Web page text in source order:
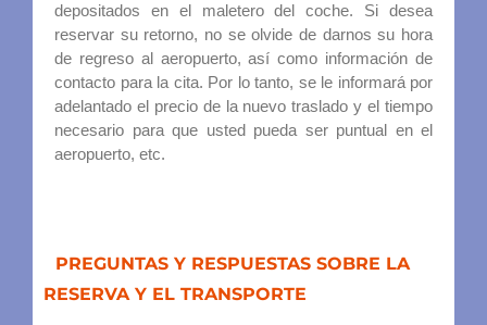
depositados en el maletero del coche. Si desea
reservar su retorno, no se olvide de darnos su hora
de regreso al aeropuerto, así como información de
contacto para la cita. Por lo tanto, se le informará por
adelantado el precio de la nuevo traslado y el tiempo
necesario para que usted pueda ser puntual en el
aeropuerto, etc.
PREGUNTAS Y RESPUESTAS SOBRE LA
RESERVA Y EL TRANSPORTE